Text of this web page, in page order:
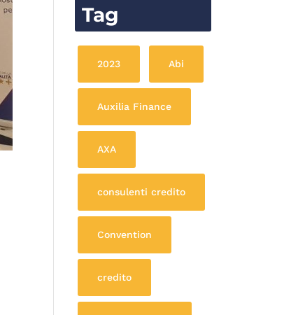
Tag
2023 Abi
Auxilia Finance
AXA
consulenti credito
Convention
credito